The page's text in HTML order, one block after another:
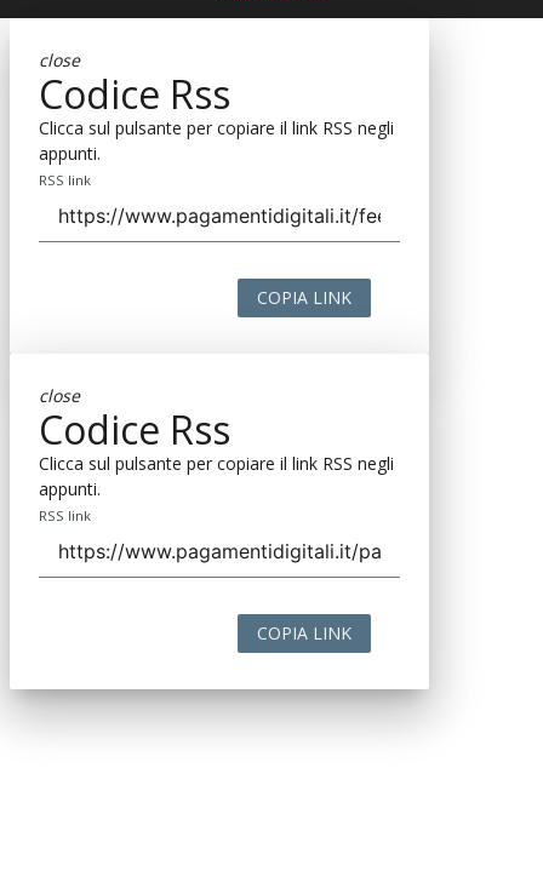
close
Codice Rss
Clicca sul pulsante per copiare il link RSS negli
appunti.
RSS link
COPIA LINK
close
Codice Rss
Clicca sul pulsante per copiare il link RSS negli
appunti.
RSS link
COPIA LINK